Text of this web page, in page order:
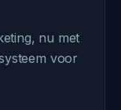
nu met
voor